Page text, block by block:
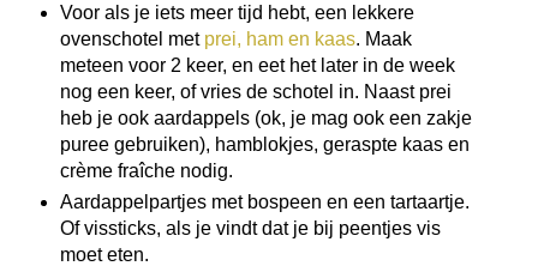
Voor als je iets meer tijd hebt, een lekkere
ovenschotel met prei, ham en kaas. Maak
meteen voor 2 keer, en eet het later in de week
nog een keer, of vries de schotel in. Naast prei
heb je ook aardappels (ok, je mag ook een zakje
puree gebruiken), hamblokjes, geraspte kaas en
crème fraîche nodig.
Aardappelpartjes met bospeen en een tartaartje.
Of vissticks, als je vindt dat je bij peentjes vis
moet eten.